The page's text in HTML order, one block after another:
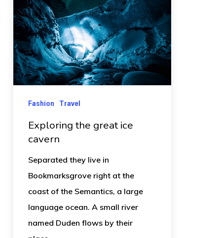
Fashion Travel
Exploring the great ice
cavern
Separated they live in
Bookmarksgrove right at the
coast of the Semantics, a large
language ocean. A small river
named Duden flows by their